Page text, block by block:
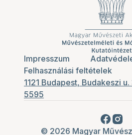
Impresszum
Felhasználási feltételek
1121 Budapest, Budakeszi u.
5595
© 2026 Magyar